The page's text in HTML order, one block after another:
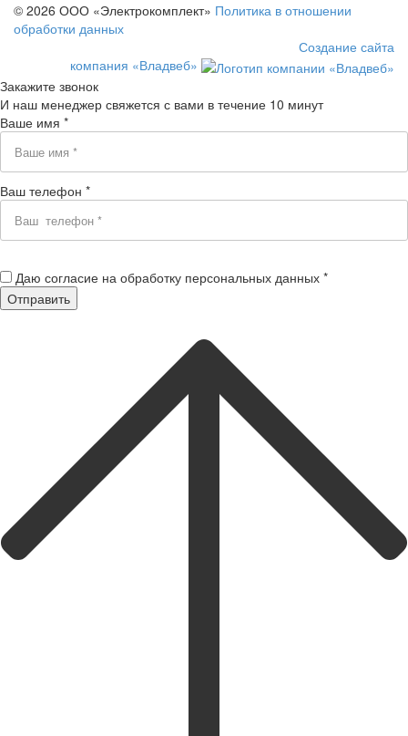
© 2026 ООО «Электрокомплект» Политика в отношении
обработки данных
Создание сайта
компания «Владвеб»
Закажите звонок
И наш менеджер свяжется с вами в течение 10 минут
Ваше имя *
Ваш телефон *
Даю согласие на обработку персональных данных *